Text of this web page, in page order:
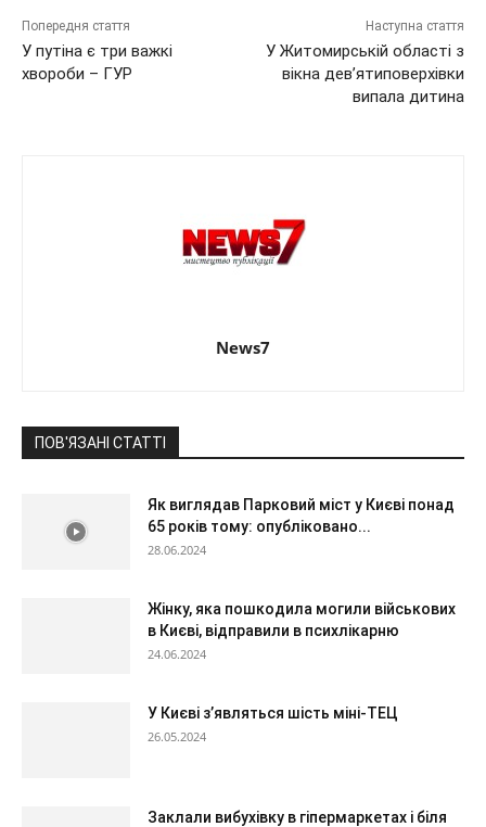
Попередня стаття
У путіна є три важкі
хвороби – ГУР
Наступна стаття
У Житомирській області з
вікна дев’ятиповерхівки
випала дитина
News7
ПОВ'ЯЗАНІ СТАТТІ
Як виглядав Парковий міст у Києві понад
65 років тому: опубліковано...
28.06.2024
Жінку, яка пошкодила могили військових
в Києві, відправили в психлікарню
24.06.2024
У Києві з’являться шість міні-ТЕЦ
26.05.2024
Заклали вибухівку в гіпермаркетах і біля